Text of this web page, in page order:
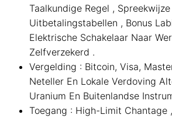
Taalkundige Regel , Spreekwijze
Uitbetalingstabellen , Bonus
Elektrische Schakelaar Naar
Zelfverzekerd .
Vergelding : Bitcoin, Visa,
Neteller En Lokale Verdoving
Uranium En Buitenlandse
Toegang : High-Limit Chantage